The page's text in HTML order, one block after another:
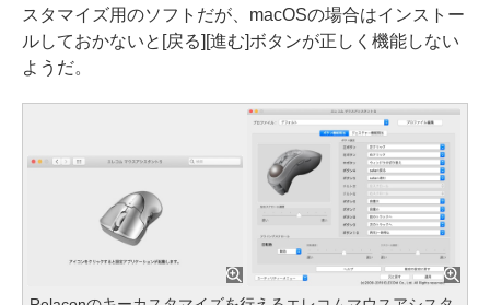
スタマイズ用のソフトだが、macOSの場合はインストー
ルしておかないと[戻る][進む]ボタンが正しく機能しない
ようだ。